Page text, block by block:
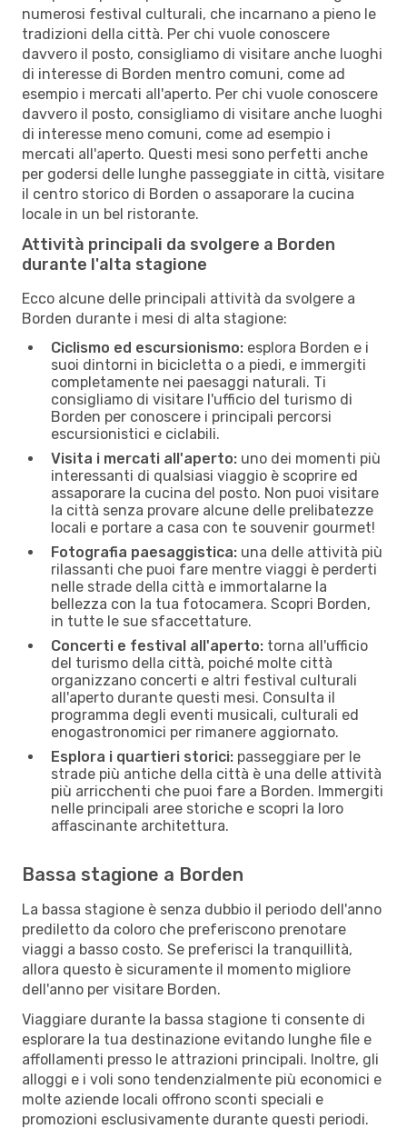
numerosi festival culturali, che incarnano a pieno le
tradizioni della città. Per chi vuole conoscere
davvero il posto, consigliamo di visitare anche luoghi
di interesse di Borden mentro comuni, come ad
esempio i mercati all'aperto. Per chi vuole conoscere
davvero il posto, consigliamo di visitare anche luoghi
di interesse meno comuni, come ad esempio i
mercati all'aperto. Questi mesi sono perfetti anche
per godersi delle lunghe passeggiate in città, visitare
il centro storico di Borden o assaporare la cucina
locale in un bel ristorante.
Attività principali da svolgere a Borden
durante l'alta stagione
Ecco alcune delle principali attività da svolgere a
Borden durante i mesi di alta stagione:
Ciclismo ed escursionismo: esplora Borden e i
suoi dintorni in bicicletta o a piedi, e immergiti
completamente nei paesaggi naturali. Ti
consigliamo di visitare l'ufficio del turismo di
Borden per conoscere i principali percorsi
escursionistici e ciclabili.
Visita i mercati all'aperto: uno dei momenti più
interessanti di qualsiasi viaggio è scoprire ed
assaporare la cucina del posto. Non puoi visitare
la città senza provare alcune delle prelibatezze
locali e portare a casa con te souvenir gourmet!
Fotografia paesaggistica: una delle attività più
rilassanti che puoi fare mentre viaggi è perderti
nelle strade della città e immortalarne la
bellezza con la tua fotocamera. Scopri Borden,
in tutte le sue sfaccettature.
Concerti e festival all'aperto: torna all'ufficio
del turismo della città, poiché molte città
organizzano concerti e altri festival culturali
all'aperto durante questi mesi. Consulta il
programma degli eventi musicali, culturali ed
enogastronomici per rimanere aggiornato.
Esplora i quartieri storici: passeggiare per le
strade più antiche della città è una delle attività
più arricchenti che puoi fare a Borden. Immergiti
nelle principali aree storiche e scopri la loro
affascinante architettura.
Bassa stagione a Borden
La bassa stagione è senza dubbio il periodo dell'anno
prediletto da coloro che preferiscono prenotare
viaggi a basso costo. Se preferisci la tranquillità,
allora questo è sicuramente il momento migliore
dell'anno per visitare Borden.
Viaggiare durante la bassa stagione ti consente di
esplorare la tua destinazione evitando lunghe file e
affollamenti presso le attrazioni principali. Inoltre, gli
alloggi e i voli sono tendenzialmente più economici e
molte aziende locali offrono sconti speciali e
promozioni esclusivamente durante questi periodi.